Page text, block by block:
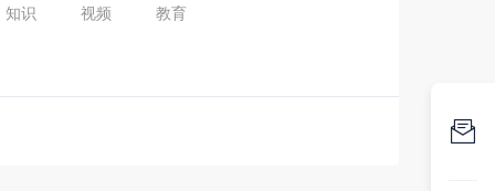
知识 视频 教育
